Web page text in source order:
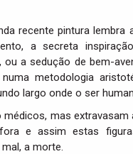
recente pintura lembra
a secreta
ou a sedução de bem-
metodologia
largo onde o ser
médicos, mas extravasam
e assim estas
a morte.